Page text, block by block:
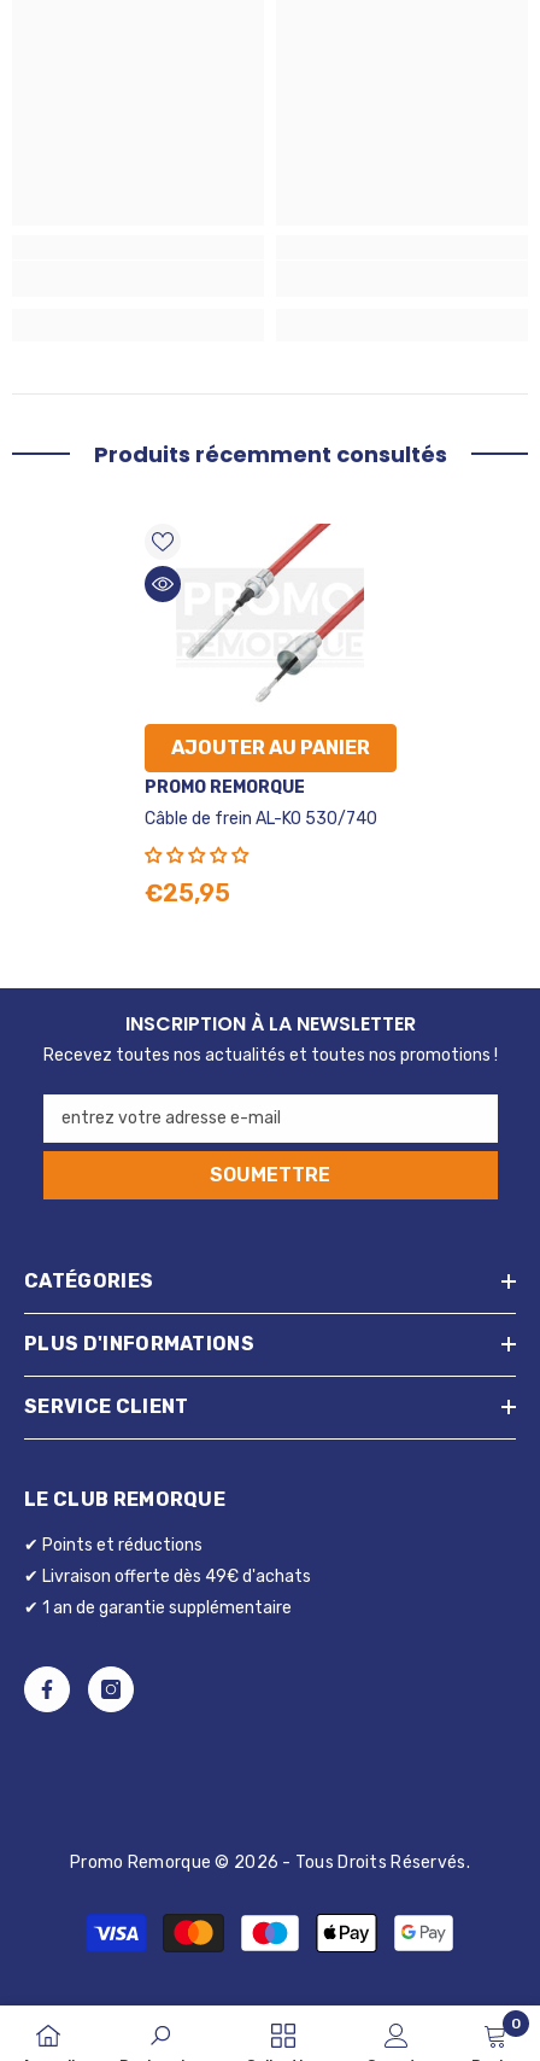
Produits récemment consultés
AJOUTER AU PANIER
VENDEUR
:
PROMO REMORQUE
Câble de frein AL-KO 530/740
€25,95
INSCRIPTION À LA NEWSLETTER
Recevez toutes nos actualités et toutes nos promotions !
entrez votre adresse e-mail
SOUMETTRE
CATÉGORIES
PLUS D'INFORMATIONS
SERVICE CLIENT
LE CLUB REMORQUE
✔ Points et réductions
✔ Livraison offerte dès 49€ d'achats
✔ 1 an de garantie supplémentaire
Promo Remorque © 2026 - Tous Droits Réservés.
Moyens
de
0
0